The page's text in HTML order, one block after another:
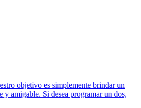
objetivo es simplemente brindar un
y amigable. Si desea programar un dos,